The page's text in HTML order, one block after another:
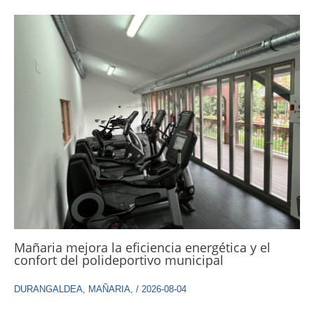
Mañaria mejora la eficiencia energética y el
confort del polideportivo municipal
DURANGALDEA MAÑARIA / 2026-08-04